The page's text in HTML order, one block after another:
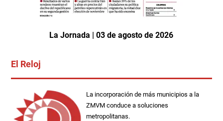
La Jornada | 03 de agosto de 2026
El Reloj
La incorporación de más municipios a la
ZMVM conduce a soluciones
metropolitanas.